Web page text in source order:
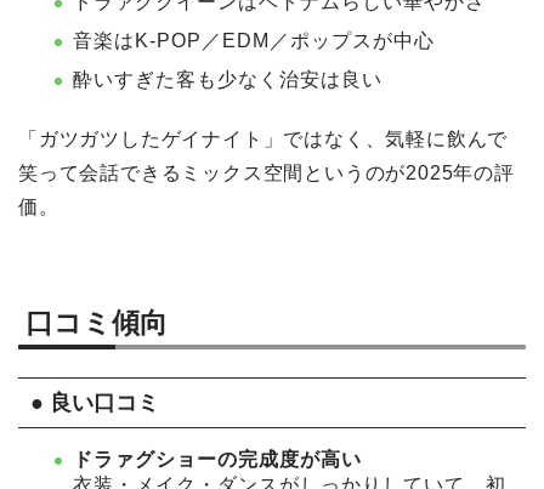
音楽はK-POP／EDM／ポップスが中心
酔いすぎた客も少なく治安は良い
「ガツガツしたゲイナイト」ではなく、気軽に飲んで
笑って会話できるミックス空間というのが2025年の評
価。
口コミ傾向
● 良い口コミ
ドラァグショーの完成度が高い
衣装・メイク・ダンスがしっかりしていて、初